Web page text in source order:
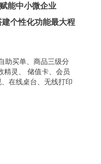
能中小微企业
个性化功能最大程
助买单、商品三级分
精灵、 储值卡、会员
在线桌台、无线打印